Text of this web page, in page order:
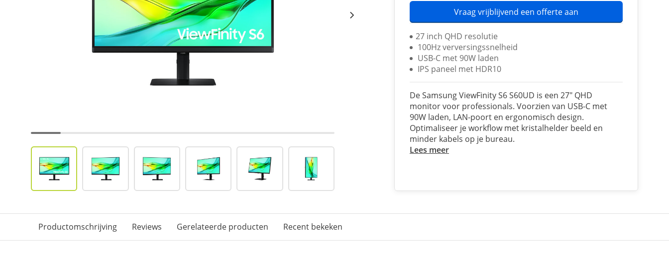
Vraag vrijblijvend een offerte aan
27 inch QHD resolutie
100Hz verversingssnelheid
USB-C met 90W laden
IPS paneel met HDR10
De Samsung ViewFinity S6 S60UD is een 27" QHD
monitor voor professionals. Voorzien van USB-C met
90W laden, LAN-poort en ergonomisch design.
Optimaliseer je workflow met kristalhelder beeld en
minder kabels op je bureau.
Lees meer
Productomschrijving Reviews Gerelateerde producten Recent bekeken